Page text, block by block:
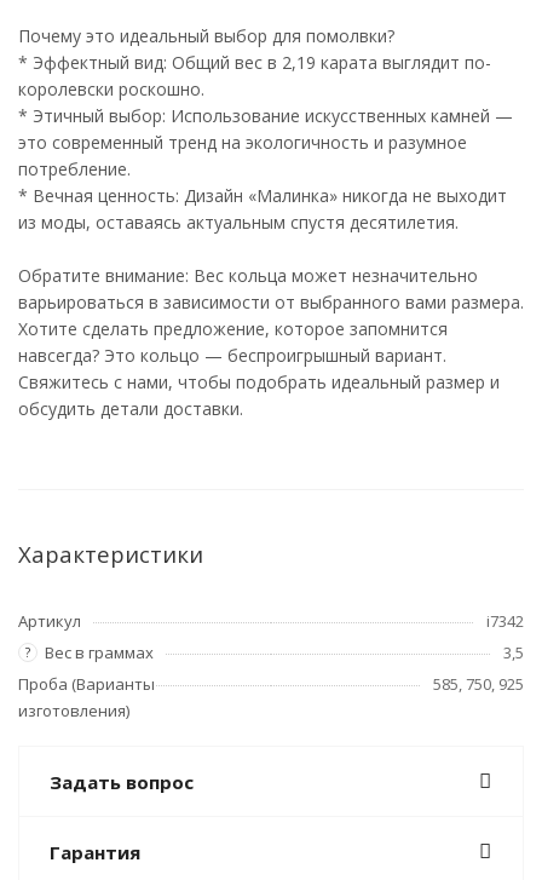
Почему это идеальный выбор для помолвки?
* Эффектный вид: Общий вес в 2,19 карата выглядит по-
королевски роскошно.
* Этичный выбор: Использование искусственных камней —
это современный тренд на экологичность и разумное
потребление.
* Вечная ценность: Дизайн «Малинка» никогда не выходит
из моды, оставаясь актуальным спустя десятилетия.
Обратите внимание: Вес кольца может незначительно
варьироваться в зависимости от выбранного вами размера.
Хотите сделать предложение, которое запомнится
навсегда? Это кольцо — беспроигрышный вариант.
Свяжитесь с нами, чтобы подобрать идеальный размер и
обсудить детали доставки.
Характеристики
Артикул i7342
? Вес в граммах
3,5
Проба (Варианты
изготовления)
585, 750, 925
Задать вопрос
Гарантия